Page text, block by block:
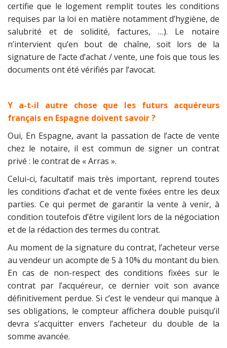
certifie que le logement remplit toutes les conditions
requises par la loi en matière notamment d’hygiène, de
salubrité et de solidité, factures, …). Le notaire
n’intervient qu’en bout de chaîne, soit lors de la
signature de l’acte d’achat / vente, une fois que tous les
documents ont été vérifiés par l’avocat.
Y a-t-il autre chose que les futurs acquéreurs
français en Espagne doivent savoir ?
Oui, En Espagne, avant la passation de l’acte de vente
chez le notaire, il est commun de signer un contrat
privé : le contrat de « Arras ».
Celui-ci, facultatif mais très important, reprend toutes
les conditions d’achat et de vente fixées entre les deux
parties. Ce qui permet de garantir la vente à venir, à
condition toutefois d’être vigilent lors de la négociation
et de la rédaction des termes du contrat.
Au moment de la signature du contrat, l’acheteur verse
au vendeur un acompte de 5 à 10% du montant du bien.
En cas de non-respect des conditions fixées sur le
contrat par l’acquéreur, ce dernier voit son avance
définitivement perdue. Si c’est le vendeur qui manque à
ses obligations, le compteur affichera double puisqu’il
devra s’acquitter envers l’acheteur du double de la
somme avancée.